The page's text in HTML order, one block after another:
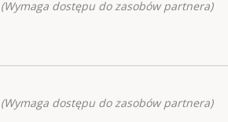
(Wymaga dostępu do zasobów partnera)
(Wymaga dostępu do zasobów partnera)